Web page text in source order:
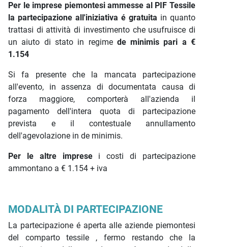
Per le imprese piemontesi ammesse al PIF Tessile
la partecipazione all'iniziativa é gratuita in quanto
trattasi di attività di investimento che usufruisce di
un aiuto di stato in regime de minimis pari a €
1.154
Si fa presente che la mancata partecipazione
all'evento, in assenza di documentata causa di
forza maggiore, comporterà all'azienda il
pagamento dell'intera quota di partecipazione
prevista e il contestuale annullamento
dell'agevolazione in de minimis.
Per le altre imprese i costi di partecipazione
ammontano a € 1.154 + iva
MODALITÀ DI PARTECIPAZIONE
La partecipazione é aperta alle aziende piemontesi
del comparto tessile , fermo restando che la